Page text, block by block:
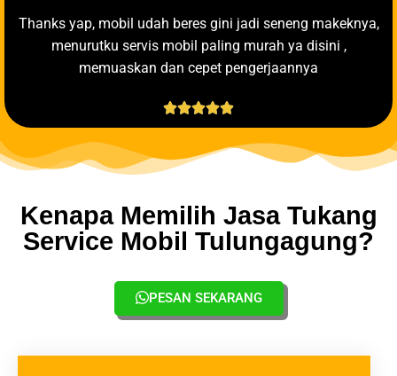
Thanks yap, mobil udah beres gini jadi seneng makeknya,
menurutku servis mobil paling murah ya disini ,
memuaskan dan cepet pengerjaannya

Kenapa Memilih Jasa Tukang
Service Mobil Tulungagung?
PESAN SEKARANG